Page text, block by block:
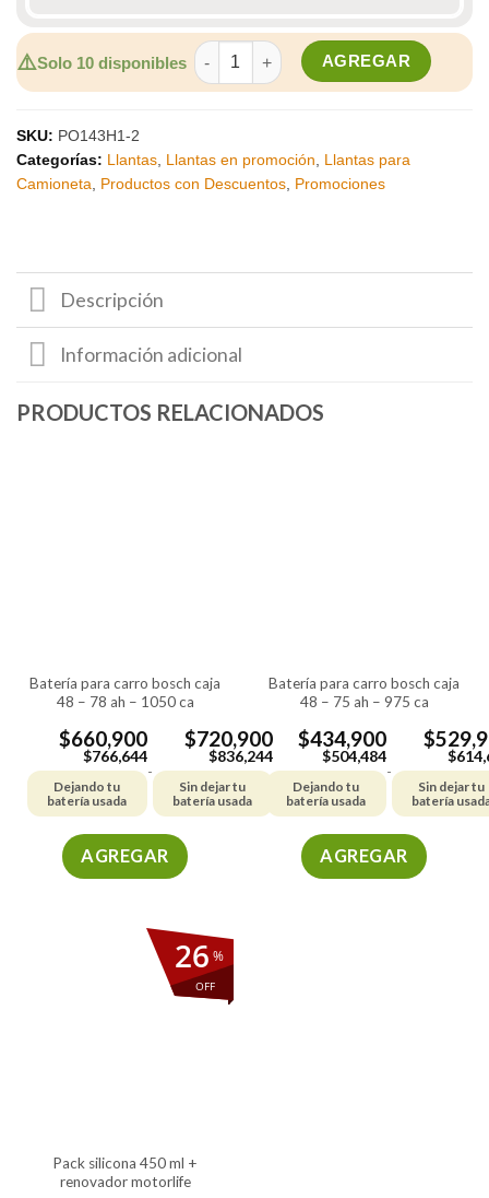
⚠️Solo 10 disponibles
KIT DE 2 LLANTAS RIN 17 PCR
AGREGAR
SKU: PO143H1-2
Categorías: Llantas Llantas en promoción
Llantas para
Camioneta
Productos con Descuentos Promociones
Descripción
Información adicional
batería para carro bosch caja
48 – 78 ah – 1050 ca
$660,900
$766,644
Dejando tu
batería usada
-
$720,900
$836,244
Sin dejar tu
batería usada
AGREGAR
tiene
múltiples
variantes.
página
de
batería para carro bosch caja
48 – 75 ah – 975 ca
$434,900
$504,484
Dejando tu
batería usada
-
$
$
Sin dejar tu
batería
AGREGAR
%
OFF
26
pack silicona 450 ml +
renovador motorlife